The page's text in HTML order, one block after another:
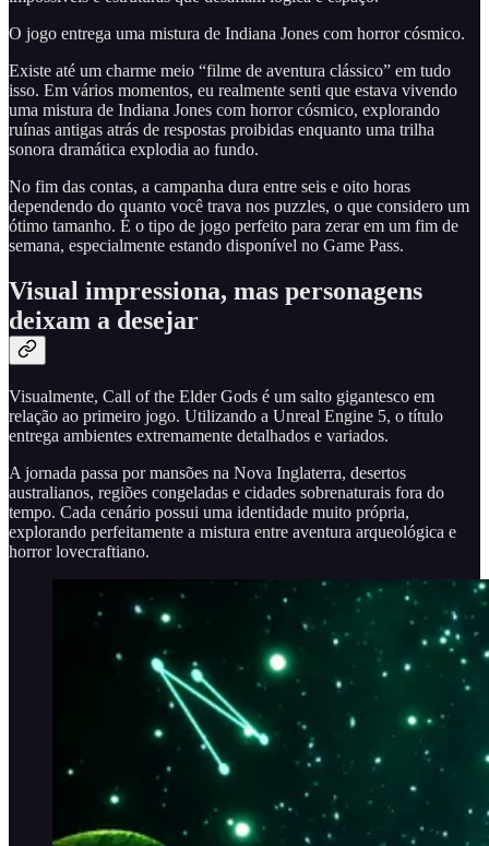
O jogo entrega uma mistura de Indiana Jones com horror cósmico.
Existe até um charme meio “filme de aventura clássico” em tudo
isso. Em vários momentos, eu realmente senti que estava vivendo
uma mistura de Indiana Jones com horror cósmico, explorando
ruínas antigas atrás de respostas proibidas enquanto uma trilha
sonora dramática explodia ao fundo.
No fim das contas, a campanha dura entre seis e oito horas
dependendo do quanto você trava nos puzzles, o que considero um
ótimo tamanho. É o tipo de jogo perfeito para zerar em um fim de
semana, especialmente estando disponível no Game Pass.
Visual impressiona, mas personagens
deixam a desejar
Visualmente, Call of the Elder Gods é um salto gigantesco em
relação ao primeiro jogo. Utilizando a Unreal Engine 5, o título
entrega ambientes extremamente detalhados e variados.
A jornada passa por mansões na Nova Inglaterra, desertos
australianos, regiões congeladas e cidades sobrenaturais fora do
tempo. Cada cenário possui uma identidade muito própria,
explorando perfeitamente a mistura entre aventura arqueológica e
horror lovecraftiano.